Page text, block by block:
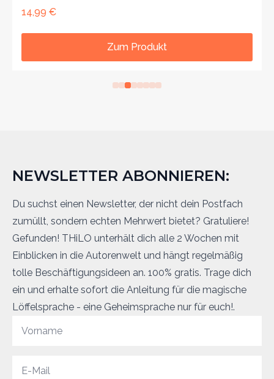
14,99 €
Zum Produkt
NEWSLETTER ABONNIEREN:
Du suchst einen Newsletter, der nicht dein Postfach
zumüllt, sondern echten Mehrwert bietet? Gratuliere!
Gefunden! THiLO unterhält dich alle 2 Wochen mit
Einblicken in die Autorenwelt und hängt regelmäßig
tolle Beschäftigungsideen an. 100% gratis. Trage dich
ein und erhalte sofort die Anleitung für die magische
Löffelsprache - eine Geheimsprache nur für euch!.